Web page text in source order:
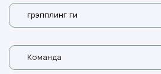
грэпплинг ги
Команда